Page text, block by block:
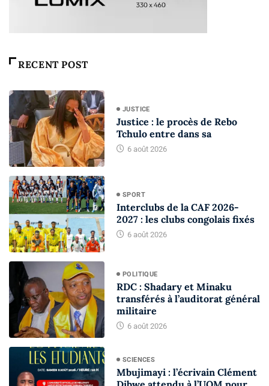
RECENT POST
JUSTICE
Justice : le procès de Rebo
Tchulo entre dans sa
6 août 2026
SPORT
Interclubs de la CAF 2026-
2027 : les clubs congolais fixés
6 août 2026
POLITIQUE
RDC : Shadary et Minaku
transférés à l’auditorat général
militaire
6 août 2026
SCIENCES
Mbujimayi : l’écrivain Clément